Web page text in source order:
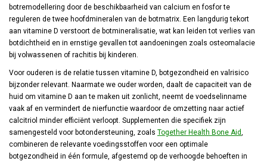
botremodellering door de beschikbaarheid van calcium en fosfor te
reguleren de twee hoofdmineralen van de botmatrix. Een langdurig tekort
aan vitamine D verstoort de botmineralisatie, wat kan leiden tot verlies van
botdichtheid en in ernstige gevallen tot aandoeningen zoals osteomalacie
bij volwassenen of rachitis bij kinderen.
Voor ouderen is de relatie tussen vitamine D, botgezondheid en valrisico
bijzonder relevant. Naarmate we ouder worden, daalt de capaciteit van de
huid om vitamine D aan te maken uit zonlicht, neemt de voedselinname
vaak af en vermindert de nierfunctie waardoor de omzetting naar actief
calcitriol minder efficiënt verloopt. Supplementen die specifiek zijn
samengesteld voor botondersteuning, zoals Together Health Bone Aid,
combineren de relevante voedingsstoffen voor een optimale
botgezondheid in één formule, afgestemd op de verhoogde behoeften in